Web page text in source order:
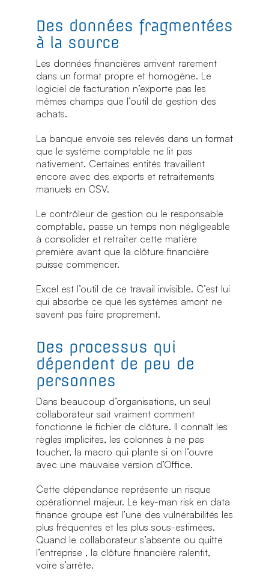
Des données fragmentées
à la source
Les données financières arrivent rarement
dans un format propre et homogène. Le
logiciel de facturation n’exporte pas les
mêmes champs que l’outil de gestion des
achats.
La banque envoie ses relevés dans un format
que le système comptable ne lit pas
nativement. Certaines entités travaillent
encore avec des exports et retraitements
manuels en CSV.
Le contrôleur de gestion ou le responsable
comptable, passe un temps non négligeable
à consolider et retraiter cette matière
première avant que la clôture financière
puisse commencer.
Excel est l’outil de ce travail invisible. C’est lui
qui absorbe ce que les systèmes amont ne
savent pas faire proprement.
Des processus qui
dépendent de peu de
personnes
Dans beaucoup d’organisations, un seul
collaborateur sait vraiment comment
fonctionne le fichier de clôture. Il connaît les
règles implicites, les colonnes à ne pas
toucher, la macro qui plante si on l’ouvre
avec une mauvaise version d’Office.
Cette dépendance représente un risque
opérationnel majeur. Le key-man risk en data
finance groupe est l’une des vulnérabilités les
plus fréquentes et les plus sous-estimées.
Quand le collaborateur s’absente ou quitte
l’entreprise , la clôture financière ralentit,
voire s’arrête.